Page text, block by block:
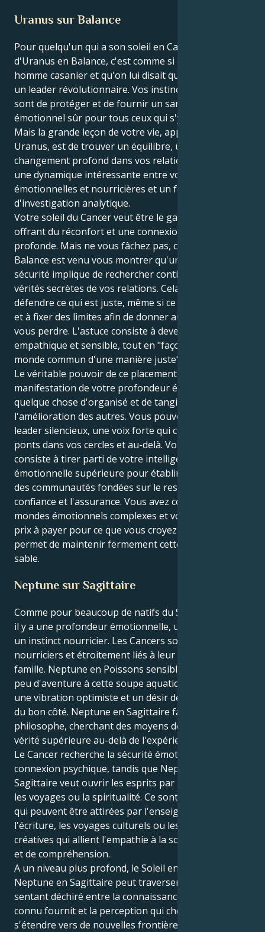
Uranus sur Balance
Pour quelqu'un qui a son soleil en Cancer au carré
d'Uranus en Balance, c'est comme si on prenait un
homme casanier et qu'on lui disait qu'il devait devenir
un leader révolutionnaire. Vos instincts primaires
sont de protéger et de fournir un sanctuaire
émotionnel sûr pour tous ceux qui s'y sentent aimés.
Mais la grande leçon de votre vie, apportée par
Uranus, est de trouver un équilibre, une base et un
changement profond dans vos relations. Cela crée
une dynamique intéressante entre vos sensibilités
émotionnelles et nourricières et un fort désir
d'investigation analytique.
Votre soleil du Cancer veut être le gardien discret,
offrant du réconfort et une connexion émotionnelle
profonde. Mais ne vous fâchez pas, car Uranus en
Balance est venu vous montrer qu'une véritable
sécurité implique de rechercher continuellement les
vérités secrètes de vos relations. Cela vous oblige à
défendre ce qui est juste, même si ce n'est pas facile,
et à fixer des limites afin de donner aux autres sans
vous perdre. L'astuce consiste à devenir une âme
empathique et sensible, tout en "façonnant notre
monde commun d'une manière juste", a-t-il déclaré.
Le véritable pouvoir de ce placement réside dans la
manifestation de votre profondeur émotionnelle en
quelque chose d'organisé et de tangible pour
l'amélioration des autres. Vous pouvez être un
leader silencieux, une voix forte qui construit des
ponts dans vos cercles et au-delà. Votre tâche
consiste à tirer parti de votre intelligence
émotionnelle supérieure pour établir des relations et
des communautés fondées sur le respect, la
confiance et l'assurance. Vous avez connu ces
mondes émotionnels complexes et vous savez que le
prix à payer pour ce que vous croyez être juste... vous
permet de maintenir fermement cette ligne dans le
sable.
Neptune sur Sagittaire
Comme pour beaucoup de natifs du Soleil du Cancer,
il y a une profondeur émotionnelle, une intuition et
un instinct nourricier. Les Cancers sont empathiques,
nourriciers et étroitement liés à leur foyer et à leur
famille. Neptune en Poissons sensibles ajoute un
peu d'aventure à cette soupe aquatique, apportant
une vibration optimiste et un désir de voir les choses
du bon côté. Neptune en Sagittaire fait de chacun un
philosophe, cherchant des moyens de trouver une
vérité supérieure au-delà de l'expérience immédiate.
Le Cancer recherche la sécurité émotionnelle et une
connexion psychique, tandis que Neptune en
Sagittaire veut ouvrir les esprits par l'apprentissage,
les voyages ou la spiritualité. Ce sont ces personnes
qui peuvent être attirées par l'enseignement,
l'écriture, les voyages culturels ou les activités
créatives qui allient l'empathie à la soif d'expérience
et de compréhension.
A un niveau plus profond, le Soleil en Cancer avec
Neptune en Sagittaire peut traverser la vie en se
sentant déchiré entre la connaissance que le monde
connu fournit et la perception qui cherche à
s'étendre vers de nouvelles frontières. Ils peuvent